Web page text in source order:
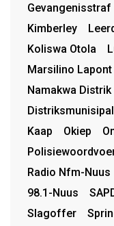
Gevangenisstraf
Kimberley
Koliswa Otola
Marsilino Lapont
Namakwa Distrik
Kaap
Okiep
Radio Nfm-Nuus
98.1-Nuus
Slagoffer